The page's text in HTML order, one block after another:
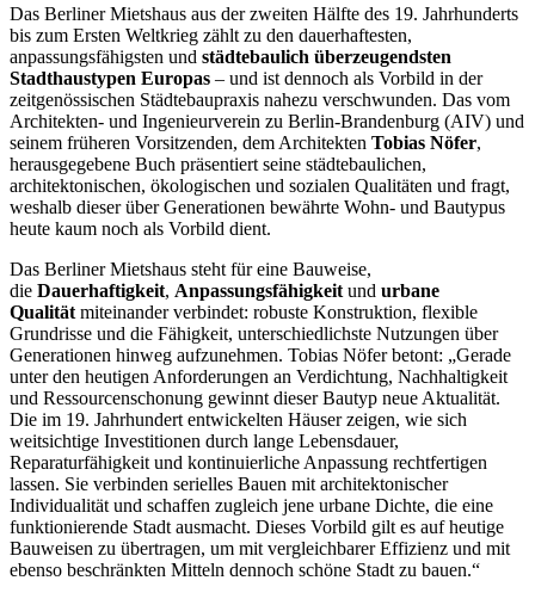
Das Berliner Mietshaus aus der zweiten Hälfte des 19. Jahrhunderts
bis zum Ersten Weltkrieg zählt zu den dauerhaftesten,
anpassungsfähigsten und städtebaulich überzeugendsten
Stadthaustypen Europas – und ist dennoch als Vorbild in der
zeitgenössischen Städtebaupraxis nahezu verschwunden. Das vom
Architekten- und Ingenieurverein zu Berlin-Brandenburg (AIV) und
seinem früheren Vorsitzenden, dem Architekten Tobias Nöfer,
herausgegebene Buch präsentiert seine städtebaulichen,
architektonischen, ökologischen und sozialen Qualitäten und fragt,
weshalb dieser über Generationen bewährte Wohn- und Bautypus
heute kaum noch als Vorbild dient.
Das Berliner Mietshaus steht für eine Bauweise,
die Dauerhaftigkeit, Anpassungsfähigkeitund urbane
Qualitätmiteinander verbindet: robuste Konstruktion, flexible
Grundrisse und die Fähigkeit, unterschiedlichste Nutzungen über
Generationen hinweg aufzunehmen. Tobias Nöfer betont: „Gerade
unter den heutigen Anforderungen an Verdichtung, Nachhaltigkeit
und Ressourcenschonung gewinnt dieser Bautyp neue Aktualität.
Die im 19. Jahrhundert entwickelten Häuser zeigen, wie sich
weitsichtige Investitionen durch lange Lebensdauer,
Reparaturfähigkeit und kontinuierliche Anpassung rechtfertigen
lassen. Sie verbinden serielles Bauen mit architektonischer
Individualität und schaffen zugleich jene urbane Dichte, die eine
funktionierende Stadt ausmacht. Dieses Vorbild gilt es auf heutige
Bauweisen zu übertragen, um mit vergleichbarer Effizienz und mit
ebenso beschränkten Mitteln dennoch schöne Stadt zu bauen.“